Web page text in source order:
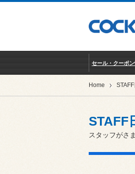
セール・クーポ
Home
STAFF
スタッフがさ